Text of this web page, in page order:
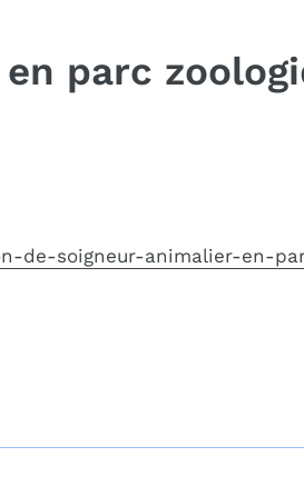
parc
de-soigneur-animalier-en-